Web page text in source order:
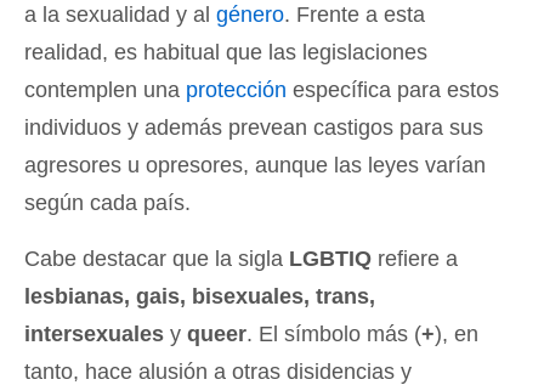
a la sexualidad y al género. Frente a esta
realidad, es habitual que las legislaciones
contemplen una protección específica para estos
individuos y además prevean castigos para sus
agresores u opresores, aunque las leyes varían
según cada país.
Cabe destacar que la sigla LGBTIQ refiere a
lesbianas, gais, bisexuales, trans,
intersexuales y queer. El símbolo más (+), en
tanto, hace alusión a otras disidencias y